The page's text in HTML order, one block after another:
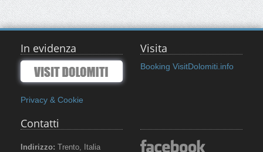
In evidenza
Privacy & Cookie
Visita
Booking VisitDolomiti.info
Contatti
Indirizzo: Trento, Italia